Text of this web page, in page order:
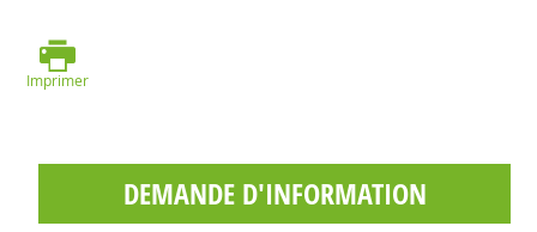
Imprimer
DEMANDE D'INFORMATION